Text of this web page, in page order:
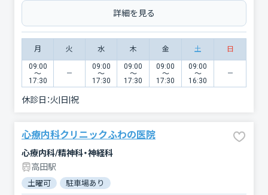
詳細を見る
月 火 水 木 金 土 日
09:00
〜
17:30
09:00
〜
17:30
09:00
〜
17:30
09:00
〜
17:30
09:00
〜
16:30
休診日：火|日|祝
心療内科クリニックふわの医院
心療内科/精神科・神経科
高田駅
土曜可 駐車場あり